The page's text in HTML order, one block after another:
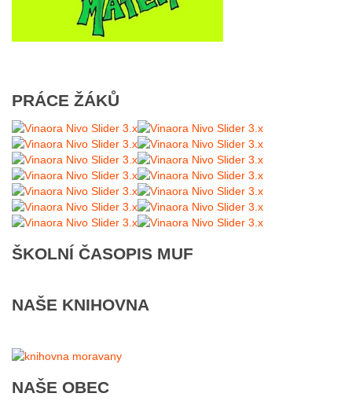
PRÁCE ŽÁKŮ
ŠKOLNÍ ČASOPIS MUF
NAŠE KNIHOVNA
NAŠE OBEC